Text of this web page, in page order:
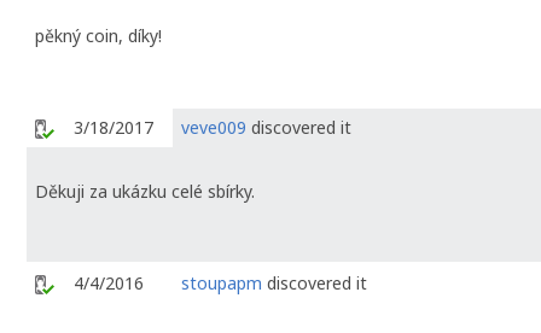
pěkný coin, díky!
3/18/2017 veve009 discovered it
Děkuji za ukázku celé sbírky.
4/4/2016 stoupapm discovered it